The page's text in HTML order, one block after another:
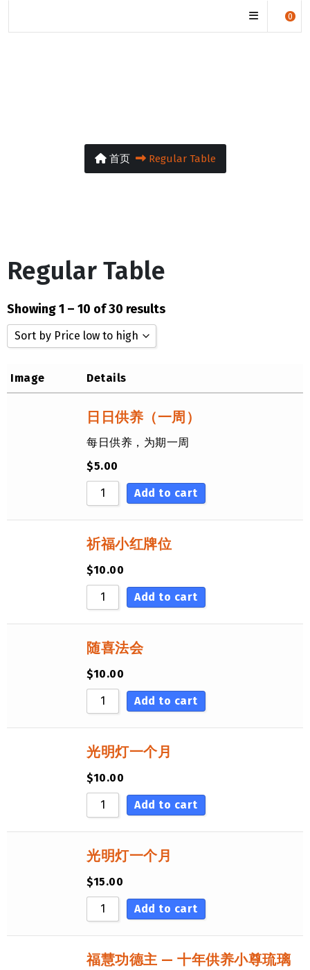
0
首页 Regular Table
Regular Table
Showing 1 – 10 of 30 results
Sort by Price low to high
Sort by Rating
Sort by Price low to high
Sort by Price high to low
Sort by Newness
Sort by Name A - Z
Sort by Name Z - A
Image Details
日日供养（一周）
每日供养，为期一周
$5.00
Add to cart
祈福小红牌位
$10.00
Add to cart
随喜法会
$10.00
Add to cart
光明灯一个月
$10.00
Add to cart
光明灯一个月
$15.00
Add to cart
福慧功德主 — 十年供养小尊琉璃